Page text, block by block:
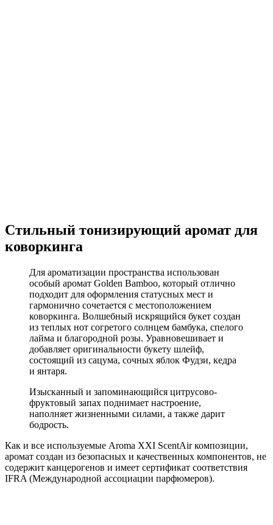
Стильный тонизирующий аромат для
коворкинга
Для ароматизации пространства использован
особый аромат Golden Bamboo, который отлично
подходит для оформления статусных мест и
гармонично сочетается с местоположением
коворкинга. Волшебный искрящийся букет создан
из теплых нот согретого солнцем бамбука, спелого
лайма и благородной розы. Уравновешивает и
добавляет оригинальности букету шлейф,
состоящий из сацума, сочных яблок Фудзи, кедра
и янтаря.
Изысканный и запоминающийся цитрусово-
фруктовый запах поднимает настроение,
наполняет жизненными силами, а также дарит
бодрость.
Как и все используемые Aroma XXI ScentAir композиции,
аромат создан из безопасных и качественных компонентов, не
содержит канцерогенов и имеет сертификат соответствия
IFRA (Международной ассоциации парфюмеров).